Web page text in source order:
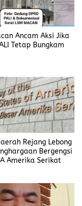
Ancam Aksi Jika
Tetap Bungkam
Rejang Lebong
Bergengsi
Amerika Serikat